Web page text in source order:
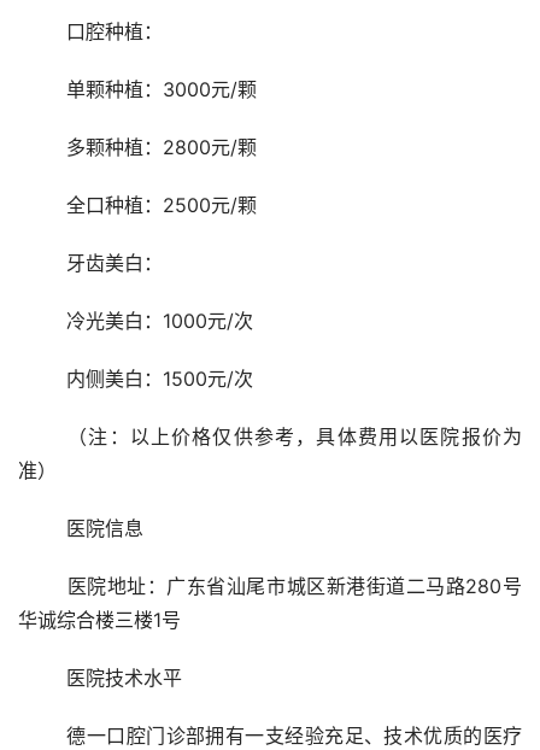
	口腔种植：
	单颗种植：3000元/颗
	多颗种植：2800元/颗
	全口种植：2500元/颗
	牙齿美白：
	冷光美白：1000元/次
	内侧美白：1500元/次
准）
	医院信息
华诚综合楼三楼1号
	医院技术水平
	德一口腔门诊部拥有一支经验充足、技术优质的医疗